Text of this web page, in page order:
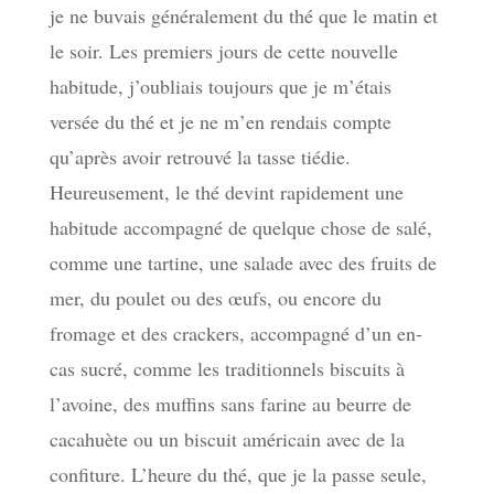
je ne buvais généralement du thé que le matin et
le soir. Les premiers jours de cette nouvelle
habitude, j’oubliais toujours que je m’étais
versée du thé et je ne m’en rendais compte
qu’après avoir retrouvé la tasse tiédie.
Heureusement, le thé devint rapidement une
habitude accompagné de quelque chose de salé,
comme une tartine, une salade avec des fruits de
mer, du poulet ou des œufs, ou encore du
fromage et des crackers, accompagné d’un en-
cas sucré, comme les traditionnels biscuits à
l’avoine, des muffins sans farine au beurre de
cacahuète ou un biscuit américain avec de la
confiture. L’heure du thé, que je la passe seule,